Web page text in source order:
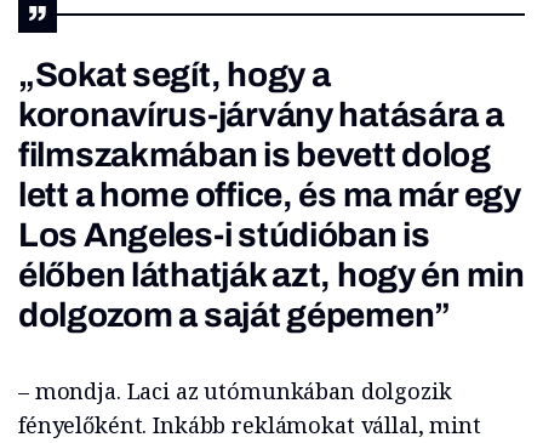
„Sokat segít, hogy a
koronavírus-járvány hatására a
filmszakmában is bevett dolog
lett a home office, és ma már egy
Los Angeles-i stúdióban is
élőben láthatják azt, hogy én min
dolgozom a saját gépemen”
– mondja. Laci az utómunkában dolgozik
fényelőként. Inkább reklámokat vállal, mint